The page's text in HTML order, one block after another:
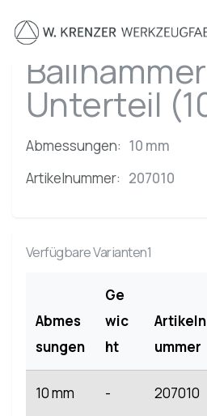
Ballhammer
Unterteil
Abmessungen: 10 mm
Artikelnummer: 207010
Verfügbare Varianten1
Abmes
sungen
Ge
wic
ht
Artikeln
ummer
10 mm - 207010